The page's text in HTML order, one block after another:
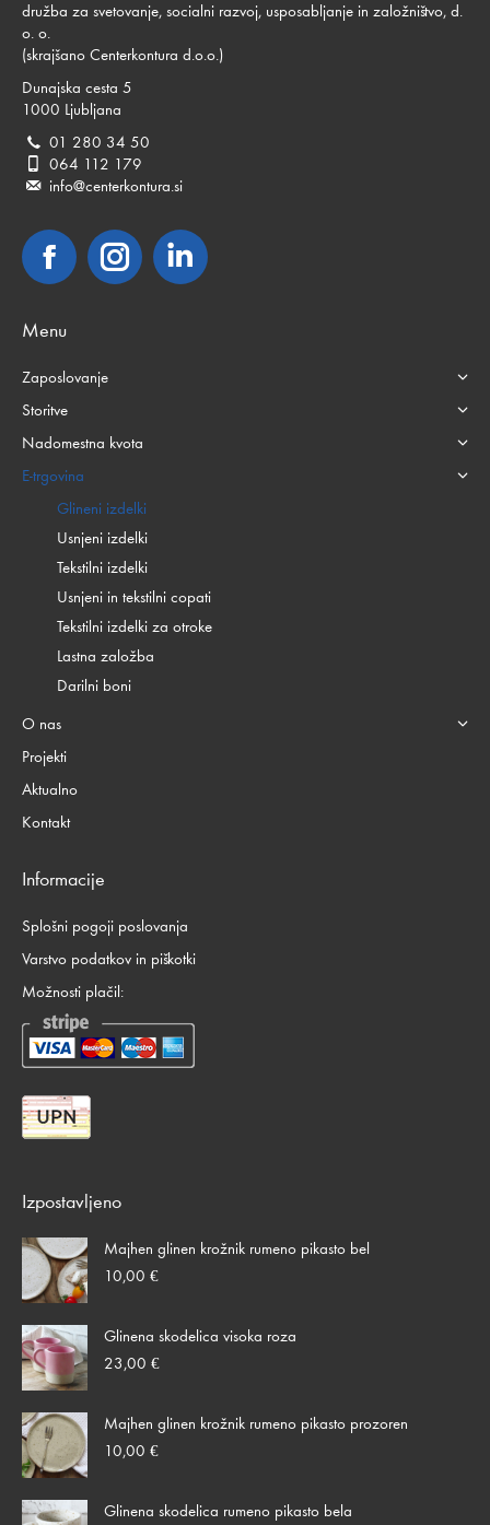
družba za svetovanje, socialni razvoj, usposabljanje in založništvo, d.
o. o.
(skrajšano Centerkontura d.o.o.)
Dunajska cesta 5
1000 Ljubljana
01 280 34 50
064 112 179
info@centerkontura.si
Facebook
InstagramLinkedin
Menu
Zaposlovanje
Storitve
Nadomestna kvota
E-trgovina
Glineni izdelki
Usnjeni izdelki
Tekstilni izdelki
Usnjeni in tekstilni copati
Tekstilni izdelki za otroke
Lastna založba
Darilni boni
O nas
Projekti
Aktualno
Kontakt
Informacije
Splošni pogoji poslovanja
Varstvo podatkov in piškotki
Možnosti plačil:
Izpostavljeno
Majhen glinen krožnik rumeno pikasto bel
10,00 €
Glinena skodelica visoka roza
23,00 €
Majhen glinen krožnik rumeno pikasto prozoren
10,00 €
Glinena skodelica rumeno pikasto bela